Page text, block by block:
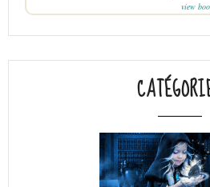
view